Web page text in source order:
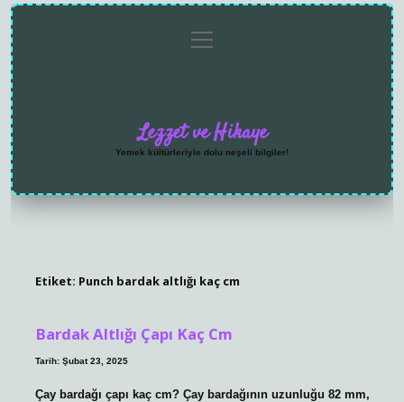
menüyü
aç
Lezzet ve Hikaye
Yemek kültürleriyle dolu neşeli bilgiler!
Etiket: Punch bardak altlığı kaç cm
Bardak Altlığı Çapı Kaç Cm
Tarih: Şubat 23, 2025
Çay bardağı çapı kaç cm? Çay bardağının uzunluğu 82 mm,